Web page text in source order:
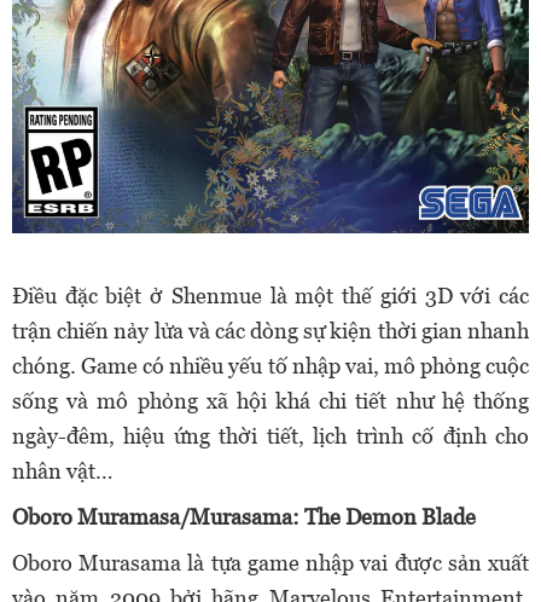
Điều đặc biệt ở Shenmue là một thế giới 3D với các
trận chiến nảy lửa và các dòng sự kiện thời gian nhanh
chóng. Game có nhiều yếu tố nhập vai, mô phỏng cuộc
sống và mô phỏng xã hội khá chi tiết như hệ thống
ngày-đêm, hiệu ứng thời tiết, lịch trình cố định cho
nhân vật…
Oboro Muramasa/Murasama: The Demon Blade
Oboro Murasama là tựa game nhập vai được sản xuất